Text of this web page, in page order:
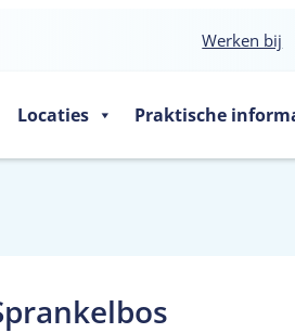
Werken bij
Locaties Praktische